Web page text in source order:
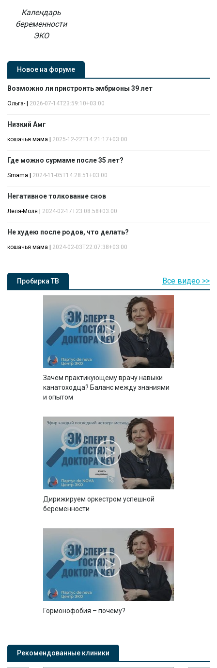
Календарь
беременности
ЭКО
Новое на форуме
Возможно ли пристроить эмбрионы 39 лет
Ольга- 2026-07-14T23:59:10+03:00
Низкий Амг
кошачья мама 2025-12-22T14:21:17+03:00
Где можно сурмаме после 35 лет?
Smama 2024-11-05T14:28:51+03:00
Негативное толкование снов
Леля-Моля 2024-02-17T23:08:58+03:00
Не худею после родов, что делать?
кошачья мама 2024-02-03T22:07:38+03:00
Пробирка ТВ
Зачем практикующему врачу навыки
канатоходца? Баланс между знаниями
и опытом
Дирижируем оркестром успешной
беременности
Гормонофобия – почему?
Все видео >>
Рекомендованные клиники